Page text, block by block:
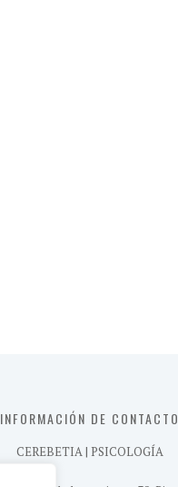
INFORMACIÓN DE CONTACTO
CEREBETIA | PSICOLOGÍA